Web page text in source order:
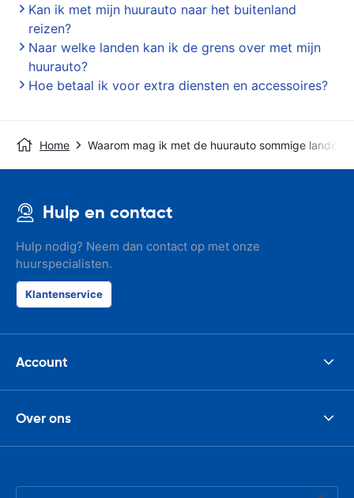
Kan ik met mijn huurauto naar het buitenland
reizen?
Naar welke landen kan ik de grens over met mijn
huurauto?
Hoe betaal ik voor extra diensten en accessoires?
Home Waarom mag ik met de huurauto sommige landen
Hulp en contact
Hulp nodig? Neem dan contact op met onze
huurspecialisten.
Klantenservice
Account
Over ons